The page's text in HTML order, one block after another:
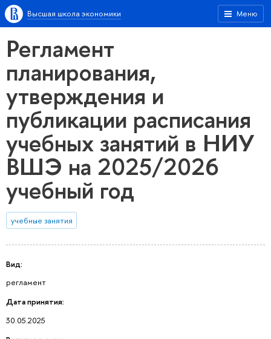
Меню
Высшая школа экономики
Регламент
планирования,
утверждения и
публикации расписания
учебных занятий в НИУ
ВШЭ на 2025/2026
учебный год
учебные занятия
Вид:
регламент
Дата принятия:
30.05.2025